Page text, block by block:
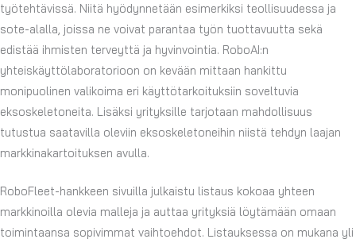
työtehtävissä. Niitä hyödynnetään esimerkiksi teollisuudessa ja
sote-alalla, joissa ne voivat parantaa työn tuottavuutta sekä
edistää ihmisten terveyttä ja hyvinvointia. RoboAI:n
yhteiskäyttölaboratorioon on kevään mittaan hankittu
monipuolinen valikoima eri käyttötarkoituksiin soveltuvia
eksoskeletoneita. Lisäksi yrityksille tarjotaan mahdollisuus
tutustua saatavilla oleviin eksoskeletoneihin niistä tehdyn laajan
markkinakartoituksen avulla.
RoboFleet-hankkeen sivuilla julkaistu listaus kokoaa yhteen
markkinoilla olevia malleja ja auttaa yrityksiä löytämään omaan
toimintaansa sopivimmat vaihtoehdot. Listauksessa on mukana yli